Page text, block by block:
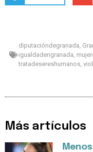
diputacióndegranada,
igualdadengranada,
tratadesereshumanos,
Más artículos